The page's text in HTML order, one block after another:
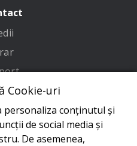
te cu noi
Cookie-uri
personaliza conținutul și
de social media și
De asemenea,